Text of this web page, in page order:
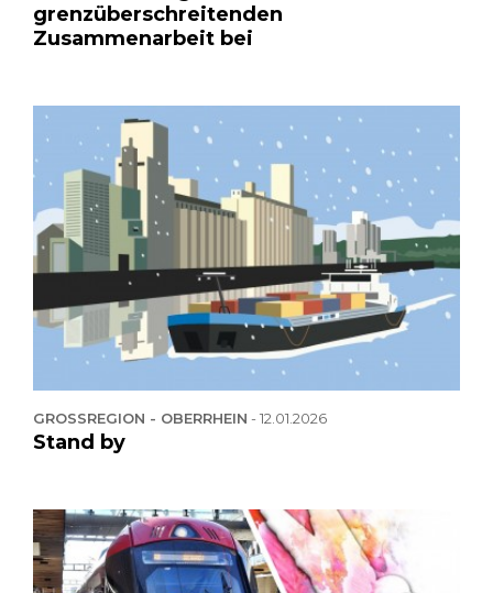
grenzüberschreitenden
Zusammenarbeit bei
GROSSREGION - OBERRHEIN -12.01.2026
Stand by